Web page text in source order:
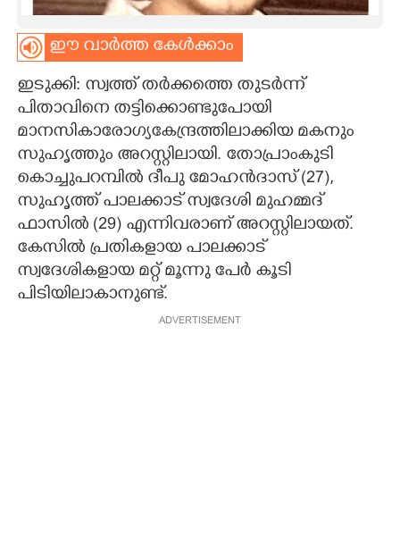
LITERATURE
ZOOM
CONTACT US
ഈ വാർത്ത കേൾക്കാം
ഇടുക്കി: സ്വത്ത് തർക്കത്തെ തുടർന്ന്
പിതാവിനെ തട്ടിക്കൊണ്ടുപോയി
മാനസികാരോഗ്യകേന്ദ്രത്തിലാക്കിയ മകനും
സുഹൃത്തും അറസ്റ്റിലായി. തോപ്രാംകുടി
കൊച്ചുപറമ്പിൽ ദീപു മോഹൻദാസ് (27),
സുഹൃത്ത് പാലക്കാട് സ്വദേശി മുഹമ്മദ്
ഫാസിൽ (29) എന്നിവരാണ് അറസ്റ്റിലായത്.
കേസിൽ പ്രതികളായ പാലക്കാട്
സ്വദേശികളായ മറ്റ് മൂന്നു പേർ കൂടി
പിടിയിലാകാനുണ്ട്.
ADVERTISEMENT